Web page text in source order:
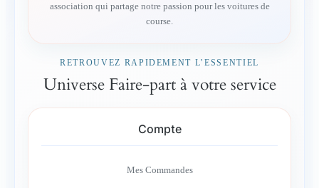
association qui partage notre passion pour les voitures de
course.
RETROUVEZ RAPIDEMENT L’ESSENTIEL
Universe Faire-part à votre service
Compte
Mes Commandes